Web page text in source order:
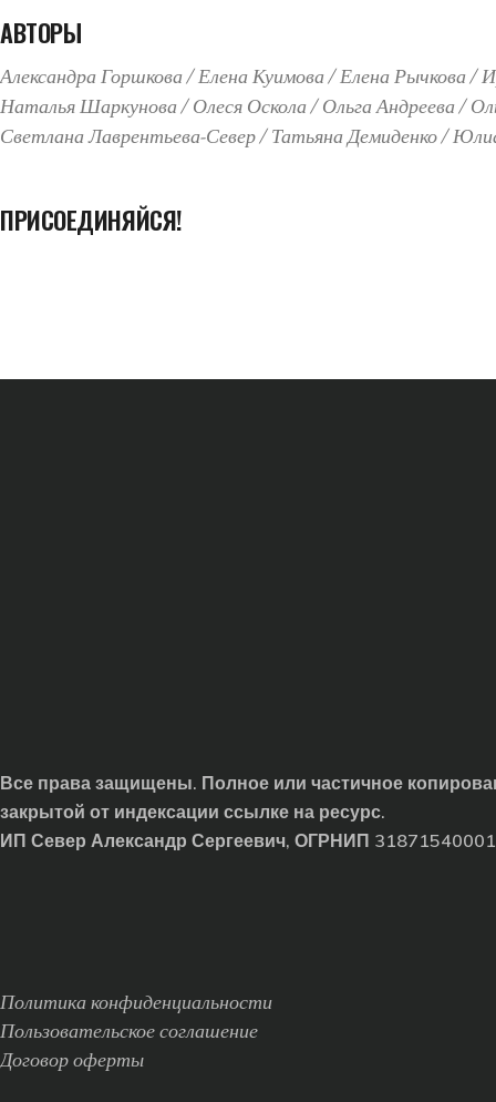
АВТОРЫ
Александра Горшкова Елена Куимова Елена Рычкова
Наталья Шаркунова
Олеся Оскола Ольга Андреева
Светлана Лаврентьева-Север
Татьяна Демиденко
ПРИСОЕДИНЯЙСЯ!
Все права защищены. Полное или частичное
закрытой от индексации ссылке на ресурс.
ИП Север Александр Сергеевич, ОГРНИП
Политика конфиденциальности
Пользовательское соглашение
Договор оферты